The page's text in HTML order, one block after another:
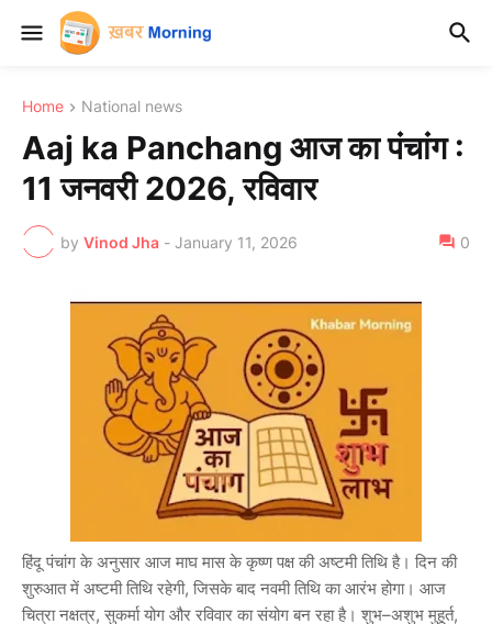
Home National news
Aaj ka Panchang आज का पंचांग :
11 जनवरी 2026, रविवार
by Vinod Jha - January 11, 2026 0
हिंदू पंचांग के अनुसार आज माघ मास के कृष्ण पक्ष की अष्टमी तिथि है। दिन की
शुरुआत में अष्टमी तिथि रहेगी, जिसके बाद नवमी तिथि का आरंभ होगा। आज
चित्रा नक्षत्र, सुकर्मा योग और रविवार का संयोग बन रहा है। शुभ–अशुभ मुहूर्त,